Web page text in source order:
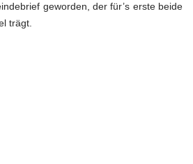
geworden, der für’s erste beide
trägt.